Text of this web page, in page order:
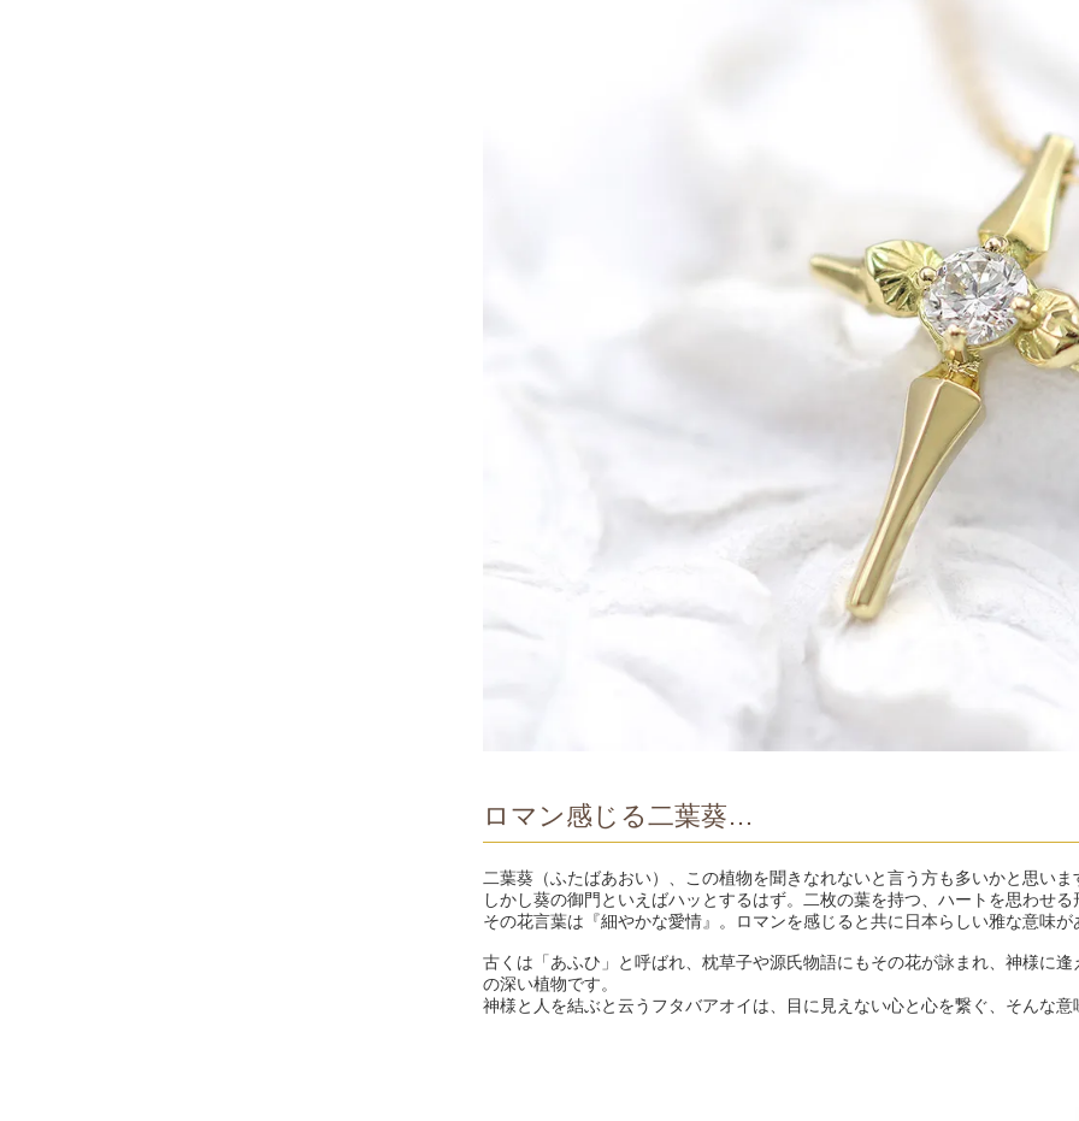
ロマン感じる二葉葵…
二葉葵（ふたばあおい）、この植物を聞きなれないと言う方も多いかと思いま
しかし葵の御門といえばハッとするはず。二枚の葉を持つ、ハートを思わせ
その花言葉は『細やかな愛情』。ロマンを感じると共に日本らしい雅な意味
古くは「あふひ」と呼ばれ、枕草子や源氏物語にもその花が詠まれ、神様に
の深い植物です。
神様と人を結ぶと云うフタバアオイは、目に見えない心と心を繋ぐ、そんな